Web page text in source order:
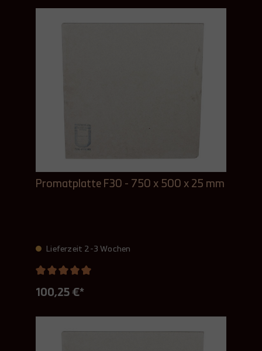
Promatplatte F30 - 750 x 500 x 25 mm
Lieferzeit 2-3 Wochen
100,25 €*